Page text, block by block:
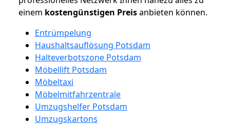
einem kostengünstigen Preisanbieten können.
Entrümpelung
Haushaltsauflösung Potsdam
Halteverbotszone Potsdam
Möbellift Potsdam
Möbeltaxi
Möbelmitfahrzentrale
Umzugshelfer Potsdam
Umzugskartons